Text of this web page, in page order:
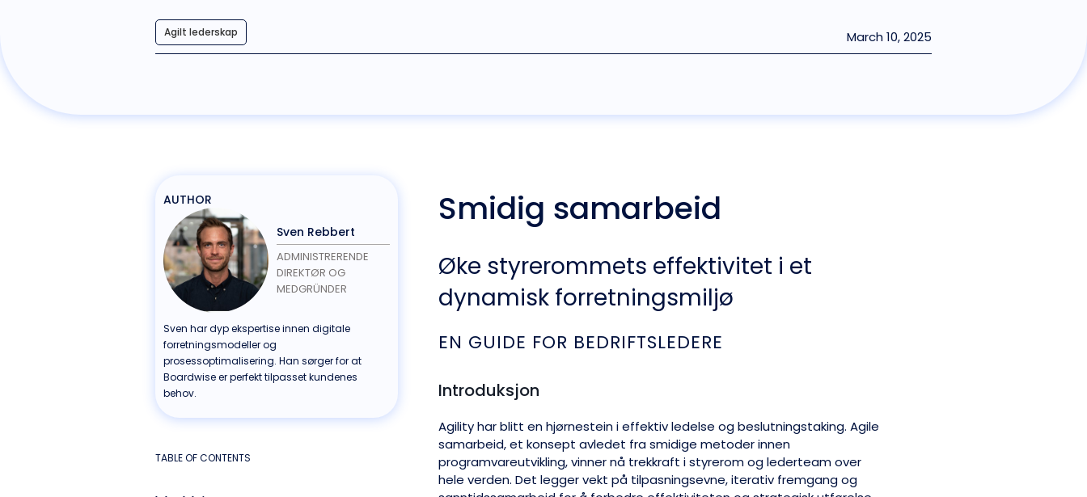
Agilt lederskap March 10, 2025
AUTHOR
Sven Rebbert
ADMINISTRERENDE
DIREKTØR OG
MEDGRÜNDER
Sven har dyp ekspertise innen digitale
forretningsmodeller og
prosessoptimalisering. Han sørger for at
Boardwise er perfekt tilpasset kundenes
behov.
TABLE OF CONTENTS
Smidig samarbeid
Øke styrerommets effektivitet i et
dynamisk forretningsmiljø
EN GUIDE FOR BEDRIFTSLEDERE
Introduksjon
Agility har blitt en hjørnestein i effektiv ledelse og beslutningstaking. Agile
samarbeid, et konsept avledet fra smidige metoder innen
programvareutvikling, vinner nå trekkraft i styrerom og lederteam over
hele verden. Det legger vekt på tilpasningsevne, iterativ fremgang og